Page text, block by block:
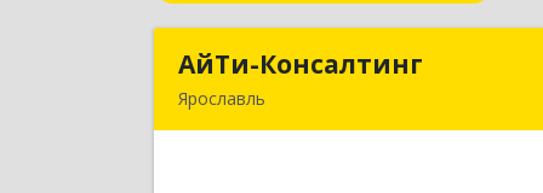
АйТи-Консалтинг
Ярославль
АйТи-Консалтинг